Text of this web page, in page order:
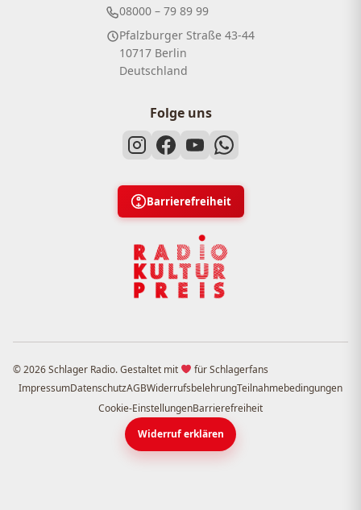
08000 – 79 89 99
Pfalzburger Straße 43-44
10717 Berlin
Deutschland
Folge uns
Barrierefreiheit
© 2026 Schlager Radio. Gestaltet mit
für Schlagerfans
ImpressumDatenschutzAGBWiderrufsbelehrungTeilnahmebedingungen
Cookie-EinstellungenBarrierefreiheit
Widerruf erklären